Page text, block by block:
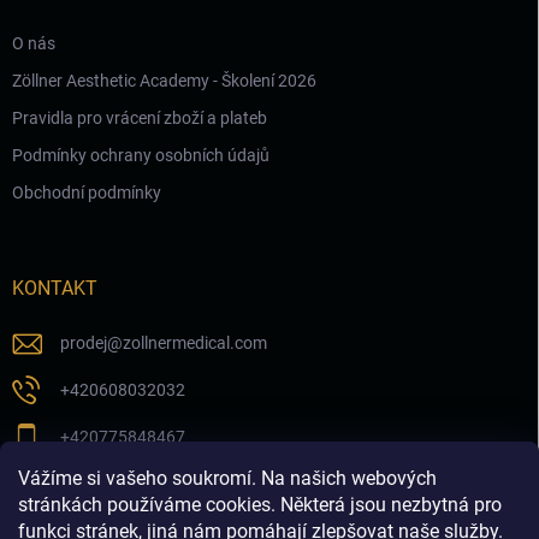
Vážíme si vašeho soukromí. Na našich webových
stránkách používáme cookies. Některá jsou nezbytná pro
funkci stránek, jiná nám pomáhají zlepšovat naše služby.
O nás
Zöllner Aesthetic Academy - Školení 2026
Pravidla pro vrácení zboží a plateb
Podmínky ochrany osobních údajů
Obchodní podmínky
KONTAKT
prodej@zollnermedical.com
+420608032032
+420775848467
Sledujte nás na našem FB profilu
zollnermedical_eu